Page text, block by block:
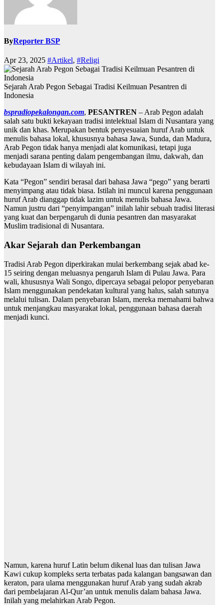
ByReporter BSP
Apr 23, 2025 #Artikel, #Religi
Sejarah Arab Pegon Sebagai Tradisi Keilmuan Pesantren di
Indonesia
bspradiopekalongan.com, PESANTREN – Arab Pegon adalah
salah satu bukti kekayaan tradisi intelektual Islam di Nusantara yang
unik dan khas. Merupakan bentuk penyesuaian huruf Arab untuk
menulis bahasa lokal, khususnya bahasa Jawa, Sunda, dan Madura,
Arab Pegon tidak hanya menjadi alat komunikasi, tetapi juga
menjadi sarana penting dalam pengembangan ilmu, dakwah, dan
kebudayaan Islam di wilayah ini.
Kata “Pegon” sendiri berasal dari bahasa Jawa “pego” yang berarti
menyimpang atau tidak biasa. Istilah ini muncul karena penggunaan
huruf Arab dianggap tidak lazim untuk menulis bahasa Jawa.
Namun justru dari “penyimpangan” inilah lahir sebuah tradisi literasi
yang kuat dan berpengaruh di dunia pesantren dan masyarakat
Muslim tradisional di Nusantara.
Akar Sejarah dan Perkembangan
Tradisi Arab Pegon diperkirakan mulai berkembang sejak abad ke-
15 seiring dengan meluasnya pengaruh Islam di Pulau Jawa. Para
wali, khususnya Wali Songo, dipercaya sebagai pelopor penyebaran
Islam menggunakan pendekatan kultural yang halus, salah satunya
melalui tulisan. Dalam penyebaran Islam, mereka memahami bahwa
untuk menjangkau masyarakat lokal, penggunaan bahasa daerah
menjadi kunci.
Namun, karena huruf Latin belum dikenal luas dan tulisan Jawa
Kawi cukup kompleks serta terbatas pada kalangan bangsawan dan
keraton, para ulama menggunakan huruf Arab yang sudah akrab
dari pembelajaran Al-Qur’an untuk menulis dalam bahasa Jawa.
Inilah yang melahirkan Arab Pegon.